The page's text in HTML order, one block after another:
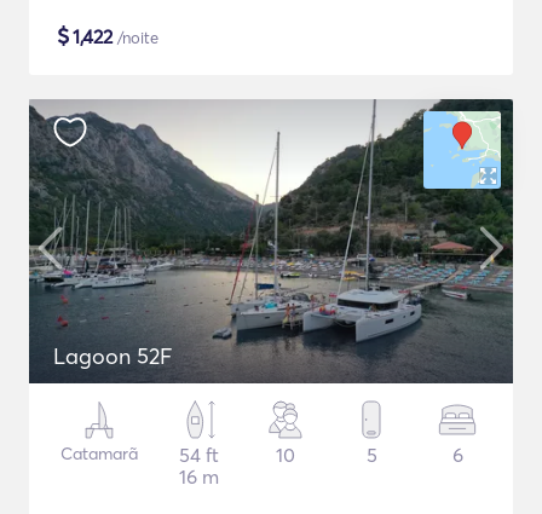
$1,422/noite
Lagoon 52F
Catamarã
54 ft
16 m
10 5 6